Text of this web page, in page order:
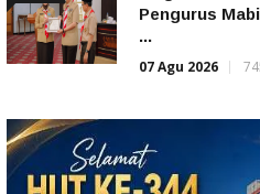
Pengurus
...
07 Agu 2026